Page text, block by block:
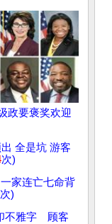
政要褒奖欢迎
出 全是坑 游客
次)
家连亡七命背
次)
不雅字 顾客